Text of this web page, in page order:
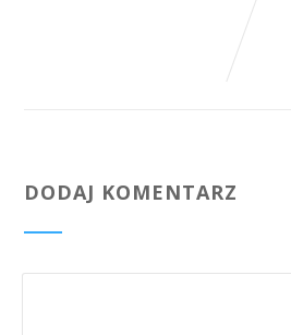
DODAJ KOMENTARZ